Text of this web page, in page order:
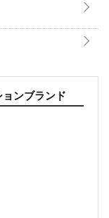
ンブランド